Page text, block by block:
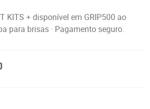
KITS + disponível em GRIP500 ao
para brisas · Pagamento seguro.